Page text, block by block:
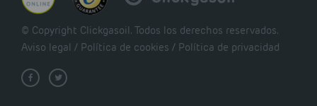
© Copyright Clickgasoil. Todos los derechos reservados.
Aviso legal / Política de cookies / Política de privacidad